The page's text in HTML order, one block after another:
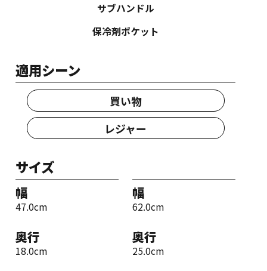
サブハンドル
保冷剤ポケット
適用シーン
買い物
レジャー
サイズ
幅
47.0cm
奥行
18.0cm
幅
62.0cm
奥行
25.0cm